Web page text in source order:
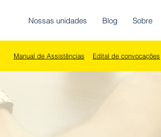
Nossas unidades Blog Sobre
Manual de Assistências Edital de convocações